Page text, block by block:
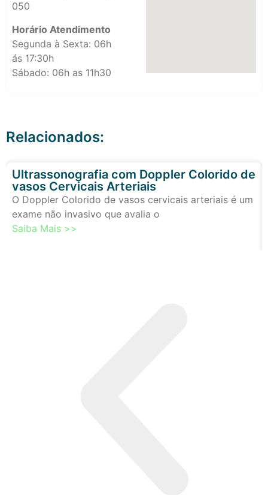
050
Horário Atendimento
Segunda à Sexta: 06h
ás 17:30h
Sábado: 06h as 11h30
Relacionados:
Ultrassonografia com Doppler Colorido de
vasos Cervicais Arteriais
O Doppler Colorido de vasos cervicais arteriais é um
exame não invasivo que avalia o
Saiba Mais >>